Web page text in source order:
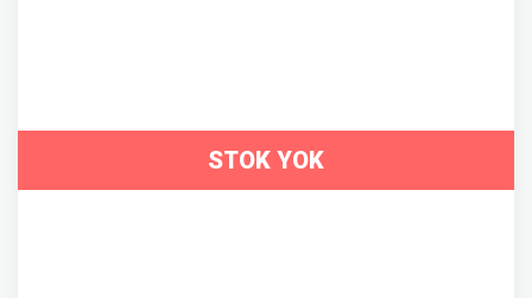
STOK YOK